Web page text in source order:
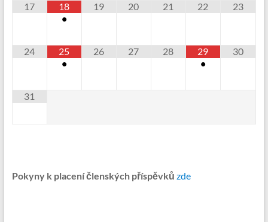
17
18
•
19 20 21 22 23
24
25
•
26 27 28
29
•
30
31
Pokyny k placení členských příspěvků zde